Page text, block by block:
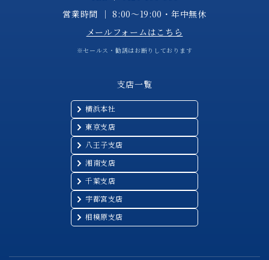
営業時間 │ 8:00～19:00・年中無休
メールフォームはこちら
※セールス・勧誘はお断りしております
支店一覧
横浜本社
東京支店
八王子支店
湘南支店
千葉支店
宇都宮支店
相模原支店